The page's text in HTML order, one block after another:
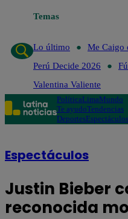
Temas
Lo último
Lo último
Me Caigo
Perú Decide 2026
Valentina Valiente
PolíticaLimaMundo
Te ayudoTendencias
DeportesEspectáculos
Espectáculos
Justin Bieber
reconocida